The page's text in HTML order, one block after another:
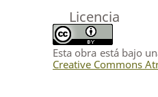
Licencia
Esta obra está bajo
Creative Commons